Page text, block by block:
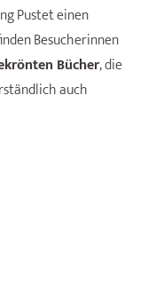
Pustet einen
Besucherinnen
Bücher, die
auch